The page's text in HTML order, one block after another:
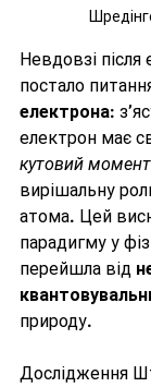
Невдовзі
постало
електрона:
електрон має
кутовий момент
вирішальну
атома. Цей
парадигму у
перейшла від
природу.
Дослідження